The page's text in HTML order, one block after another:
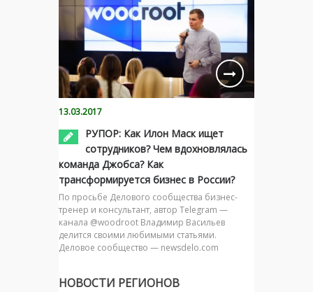
13.03.2017
РУПОР: Как Илон Маск ищет
сотрудников? Чем вдохновлялась
команда Джобса? Как
трансформируется бизнес в России?
По просьбе Делового сообщества бизнес-
тренер и консультант, автор Telegram —
канала @woodroot Владимир Васильев
делится своими любимыми статьями.
Деловое сообщество — newsdelo.com
НОВОСТИ РЕГИОНОВ